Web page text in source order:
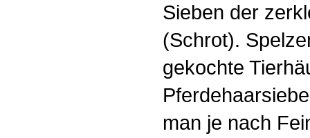
Sieben der
(Schrot).
gekochte
man je nach